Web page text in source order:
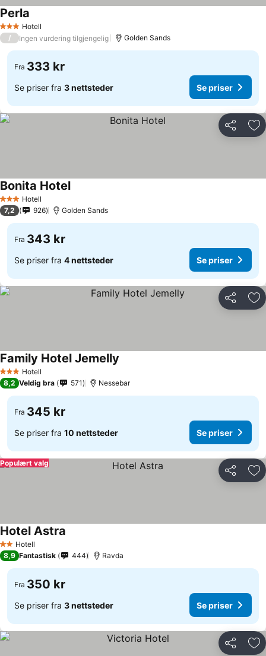
3 StjernerHotell
Perla
/ Ingen vurdering tilgjengelig Golden Sands
Fra 333 kr
Se priser fra 3 nettsteder Se priser
Del
3 StjernerHotell
Bonita Hotel
7,2 926 Golden Sands
Fra 343 kr
Se priser fra 4 nettsteder Se priser
Del
3 StjernerHotell
Family Hotel Jemelly
8,2 Veldig bra 571 Nessebar
Fra 345 kr
Se priser fra 10 nettsteder Se priser
Del
Populært valg
2 Stjerner
Hotell
Hotel Astra
8,9 Fantastisk 444 Ravda
Fra 350 kr
Se priser fra 3 nettsteder Se priser
Del